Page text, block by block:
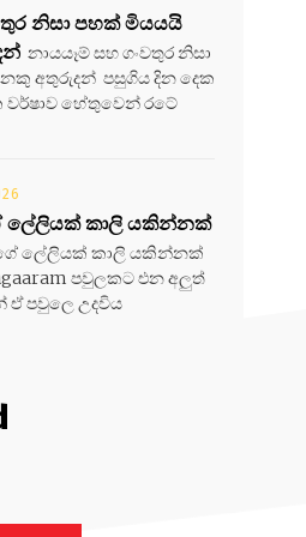
නිසා පහක් මියයයි
නායයෑම් සහ ගංවතුර නිසා
අතුරුදන් පසුගිය දින දෙක
හේතුවෙන් රටේ
ලේලියක් කාලි යකින්නක්
ලේලියක් කාලි යකින්නක්
පවුලකට එන අලුත්
පවුලෙ උදවිය